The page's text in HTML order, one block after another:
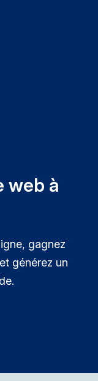
web à
gagnez
générez un